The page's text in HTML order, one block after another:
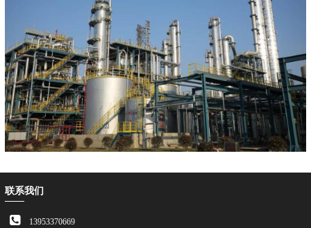
联系我们
13953370669